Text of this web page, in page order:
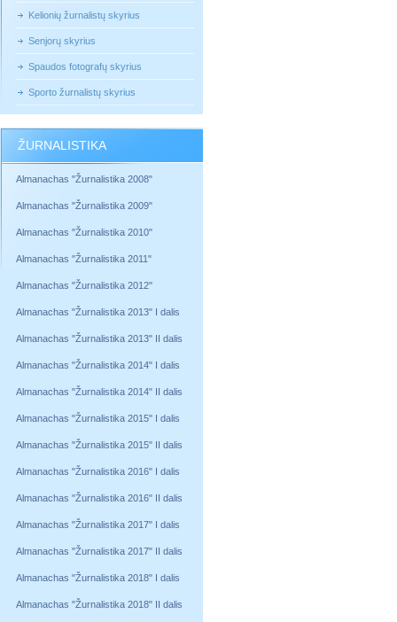
Kelionių žurnalistų skyrius
Senjorų skyrius
Spaudos fotografų skyrius
Sporto žurnalistų skyrius
ŽURNALISTIKA
Almanachas "Žurnalistika 2008"
Almanachas "Žurnalistika 2009"
Almanachas "Žurnalistika 2010"
Almanachas "Žurnalistika 2011"
Almanachas "Žurnalistika 2012"
Almanachas "Žurnalistika 2013" I dalis
Almanachas "Žurnalistika 2013" II dalis
Almanachas "Žurnalistika 2014" I dalis
Almanachas "Žurnalistika 2014" II dalis
Almanachas "Žurnalistika 2015" I dalis
Almanachas "Žurnalistika 2015" II dalis
Almanachas "Žurnalistika 2016" I dalis
Almanachas "Žurnalistika 2016" II dalis
Almanachas "Žurnalistika 2017" I dalis
Almanachas "Žurnalistika 2017" II dalis
Almanachas "Žurnalistika 2018" I dalis
Almanachas "Žurnalistika 2018" II dalis